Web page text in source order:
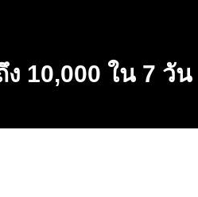
10,000 ใน 7 วัน